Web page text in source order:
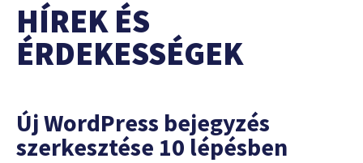
HÍREK ÉS
ÉRDEKESSÉGEK
Új WordPress bejegyzés
szerkesztése 10 lépésben